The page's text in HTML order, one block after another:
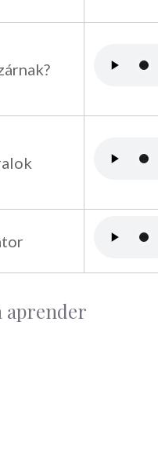
aprender